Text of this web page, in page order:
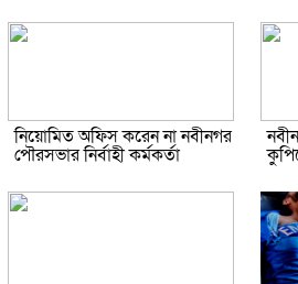
নিয়োমিত অফিস করেন না নবীনগর
পৌরসভার নির্বাহী কর্মকর্তা